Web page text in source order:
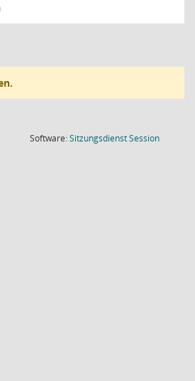
Software:SitzungsdienstSession(Wird in